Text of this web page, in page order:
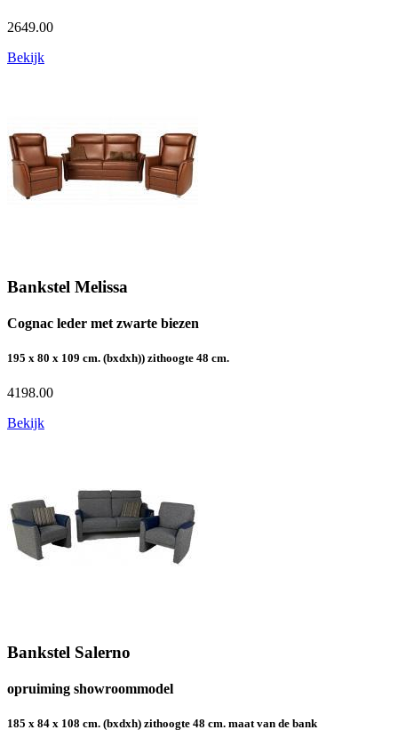
2649.00
Bekijk
Bankstel Melissa
Cognac leder met zwarte biezen
195 x 80 x 109 cm. (bxdxh)) zithoogte 48 cm.
4198.00
Bekijk
Bankstel Salerno
opruiming showroommodel
185 x 84 x 108 cm. (bxdxh) zithoogte 48 cm. maat van de bank